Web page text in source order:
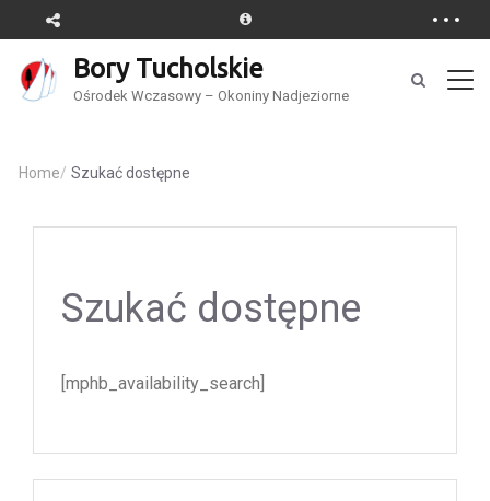
Bory Tucholskie
Ośrodek Wczasowy – Okoniny Nadjeziorne
Home/ Szukać dostępne
Szukać dostępne
[mphb_availability_search]